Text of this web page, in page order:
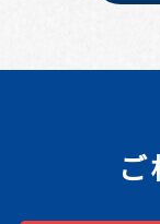
ご